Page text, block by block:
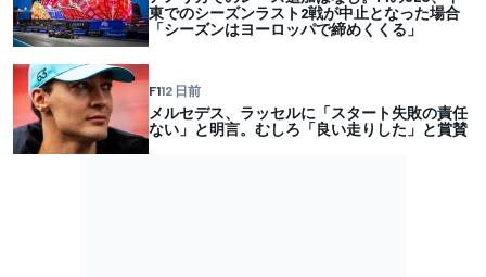
東でのシーズンラスト2戦が中止となった場合
「シーズンはヨーロッパで締めくくる」
F112 日前
メルセデス、ラッセルに「スタート失敗の責任
ない」と明言。むしろ「良い走りした」と賞賛